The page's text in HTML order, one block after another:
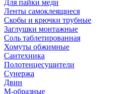
Для пайки меди
Ленты самоклеящиеся
Скобы и крючки трубные
Заглушки монтажные
Соль таблетированная
Хомуты обжимные
Сантехника
Полотенцесушители
Сунержа
Двин
М-образные